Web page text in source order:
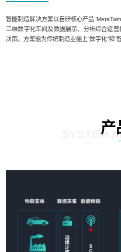
智能制造解决方案以自研核心产品
三维数字化车间及数据展示、分析综合运
决策。方案能为传统制造业插上“数字化”和“
产
SYSTEM